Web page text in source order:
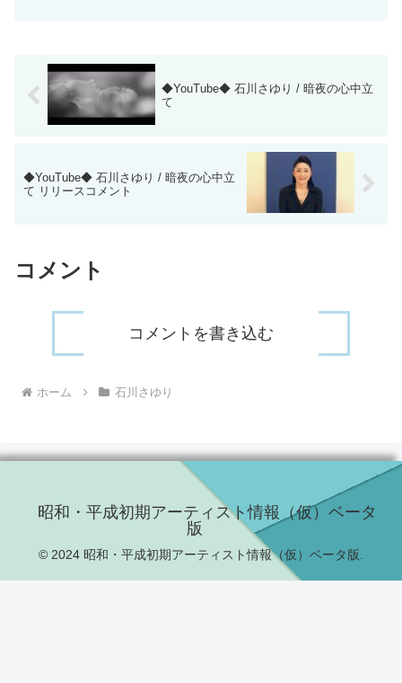
◆YouTube◆ 石川さゆり / 暗夜の心中立
て
◆YouTube◆ 石川さゆり / 暗夜の心中立
て リリースコメント
コメント
コメントを書き込む
ホーム 石川さゆり
昭和・平成初期アーティスト情報（仮）ベータ
版
© 2024 昭和・平成初期アーティスト情報（仮）ベータ版.